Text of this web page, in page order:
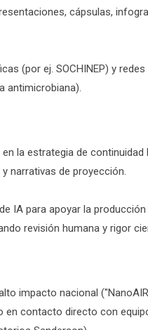
cápsulas,
(por ej. SOCHINEP) y
antimicrobiana).
la estrategia de
narrativas de proyección.
IA para apoyar la
revisión humana y rigor
impacto nacional
en contacto directo con